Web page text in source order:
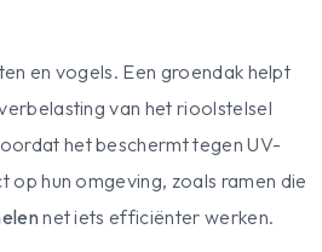
en vogels. Een groendak helpt
van het rioolstelsel
het beschermt tegen UV-
hun omgeving, zoals ramen die
net iets efficiënter werken.